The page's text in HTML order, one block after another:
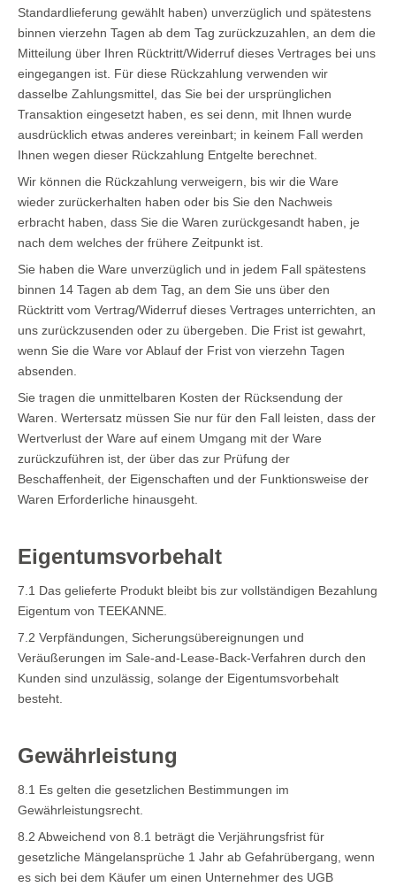
Standardlieferung gewählt haben) unverzüglich und spätestens
binnen vierzehn Tagen ab dem Tag zurückzuzahlen, an dem die
Mitteilung über Ihren Rücktritt/Widerruf dieses Vertrages bei uns
eingegangen ist. Für diese Rückzahlung verwenden wir
dasselbe Zahlungsmittel, das Sie bei der ursprünglichen
Transaktion eingesetzt haben, es sei denn, mit Ihnen wurde
ausdrücklich etwas anderes vereinbart; in keinem Fall werden
Ihnen wegen dieser Rückzahlung Entgelte berechnet.
Wir können die Rückzahlung verweigern, bis wir die Ware
wieder zurückerhalten haben oder bis Sie den Nachweis
erbracht haben, dass Sie die Waren zurückgesandt haben, je
nach dem welches der frühere Zeitpunkt ist.
Sie haben die Ware unverzüglich und in jedem Fall spätestens
binnen 14 Tagen ab dem Tag, an dem Sie uns über den
Rücktritt vom Vertrag/Widerruf dieses Vertrages unterrichten, an
uns zurückzusenden oder zu übergeben. Die Frist ist gewahrt,
wenn Sie die Ware vor Ablauf der Frist von vierzehn Tagen
absenden.
Sie tragen die unmittelbaren Kosten der Rücksendung der
Waren. Wertersatz müssen Sie nur für den Fall leisten, dass der
Wertverlust der Ware auf einem Umgang mit der Ware
zurückzuführen ist, der über das zur Prüfung der
Beschaffenheit, der Eigenschaften und der Funktionsweise der
Waren Erforderliche hinausgeht.
Eigentumsvorbehalt
7.1 Das gelieferte Produkt bleibt bis zur vollständigen Bezahlung
Eigentum von TEEKANNE.
7.2 Verpfändungen, Sicherungsübereignungen und
Veräußerungen im Sale-and-Lease-Back-Verfahren durch den
Kunden sind unzulässig, solange der Eigentumsvorbehalt
besteht.
Gewährleistung
8.1 Es gelten die gesetzlichen Bestimmungen im
Gewährleistungsrecht.
8.2 Abweichend von 8.1 beträgt die Verjährungsfrist für
gesetzliche Mängelansprüche 1 Jahr ab Gefahrübergang, wenn
es sich bei dem Käufer um einen Unternehmer des UGB